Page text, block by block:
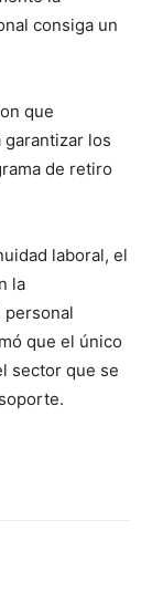
consiga un
que
los
de retiro
laboral, el
la
personal
que el único
sector que se